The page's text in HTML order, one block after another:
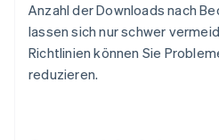
Anzahl der Downloads nach
lassen sich nur schwer
Richtlinien können Sie
reduzieren.